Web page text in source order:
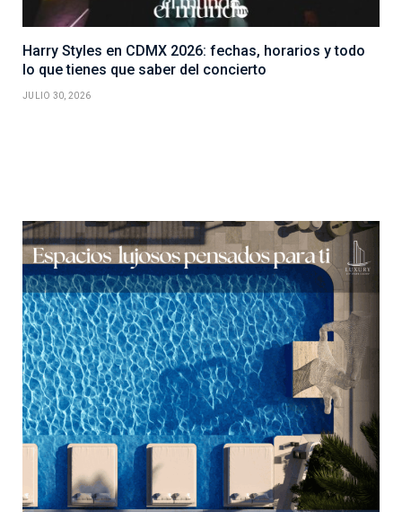
Harry Styles en CDMX 2026: fechas, horarios y todo
lo que tienes que saber del concierto
JULIO 30, 2026